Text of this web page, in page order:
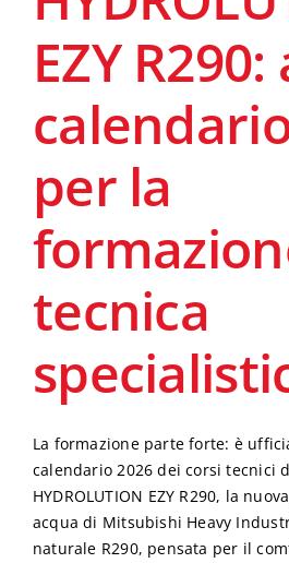
EZY
per la
tecnica
La formazione parte forte: è
calendario 2026 dei corsi tecnici
HYDROLUTION EZY R290, la
acqua di Mitsubishi Heavy
naturale R290, pensata per il